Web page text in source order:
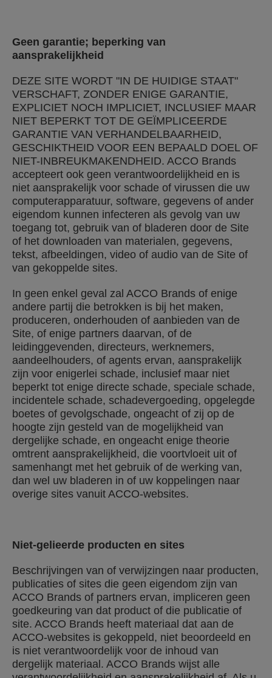
Geen garantie; beperking van
aansprakelijkheid
DEZE SITE WORDT "IN DE HUIDIGE STAAT"
VERSCHAFT, ZONDER ENIGE GARANTIE,
EXPLICIET NOCH IMPLICIET, INCLUSIEF MAAR
NIET BEPERKT TOT DE GEÏMPLICEERDE
GARANTIE VAN VERHANDELBAARHEID,
GESCHIKTHEID VOOR EEN BEPAALD DOEL OF
NIET-INBREUKMAKENDHEID. ACCO Brands
accepteert ook geen verantwoordelijkheid en is
niet aansprakelijk voor schade of virussen die uw
computerapparatuur, software, gegevens of ander
eigendom kunnen infecteren als gevolg van uw
toegang tot, gebruik van of bladeren door de Site
of het downloaden van materialen, gegevens,
tekst, afbeeldingen, video of audio van de Site of
van gekoppelde sites.
In geen enkel geval zal ACCO Brands of enige
andere partij die betrokken is bij het maken,
produceren, onderhouden of aanbieden van de
Site, of enige partners daarvan, of de
leidinggevenden, directeurs, werknemers,
aandeelhouders, of agents ervan, aansprakelijk
zijn voor enigerlei schade, inclusief maar niet
beperkt tot enige directe schade, speciale schade,
incidentele schade, schadevergoeding, opgelegde
boetes of gevolgschade, ongeacht of zij op de
hoogte zijn gesteld van de mogelijkheid van
dergelijke schade, en ongeacht enige theorie
omtrent aansprakelijkheid, die voortvloeit uit of
samenhangt met het gebruik of de werking van,
dan wel uw bladeren in of uw koppelingen naar
overige sites vanuit ACCO-websites.
Niet-gelieerde producten en sites
Beschrijvingen van of verwijzingen naar producten,
publicaties of sites die geen eigendom zijn van
ACCO Brands of partners ervan, impliceren geen
goedkeuring van dat product of die publicatie of
site. ACCO Brands heeft materiaal dat aan de
ACCO-websites is gekoppeld, niet beoordeeld en
is niet verantwoordelijk voor de inhoud van
dergelijk materiaal. ACCO Brands wijst alle